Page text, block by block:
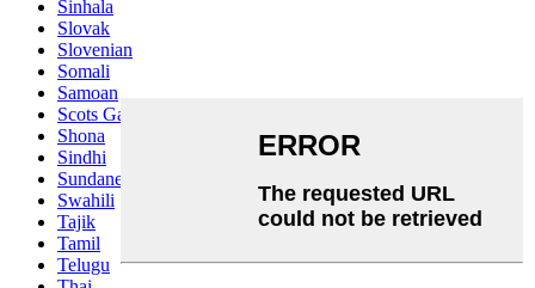
Sinhala
Slovak
Slovenian
Somali
Samoan
Scots Gaelic
Shona
Sindhi
Sundanese
Swahili
Tajik
Tamil
Telugu